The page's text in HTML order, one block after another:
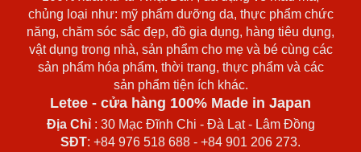
chủng loại như: mỹ phẩm dưỡng da, thực phẩm chức
năng, chăm sóc sắc đẹp, đồ gia dụng, hàng tiêu dụng,
vật dụng trong nhà, sản phẩm cho mẹ và bé cùng các
sản phẩm hóa phẩm, thời trang, thực phẩm và các
sản phẩm tiện ích khác.
Letee - cửa hàng 100% Made in Japan
Địa Chỉ: 30 Mạc Đĩnh Chi - Đà Lạt - Lâm Đồng
SĐT: +84 976 518 688 - +84 901 206 273.